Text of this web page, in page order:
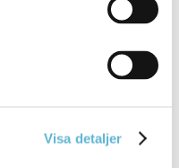
Visa detaljer